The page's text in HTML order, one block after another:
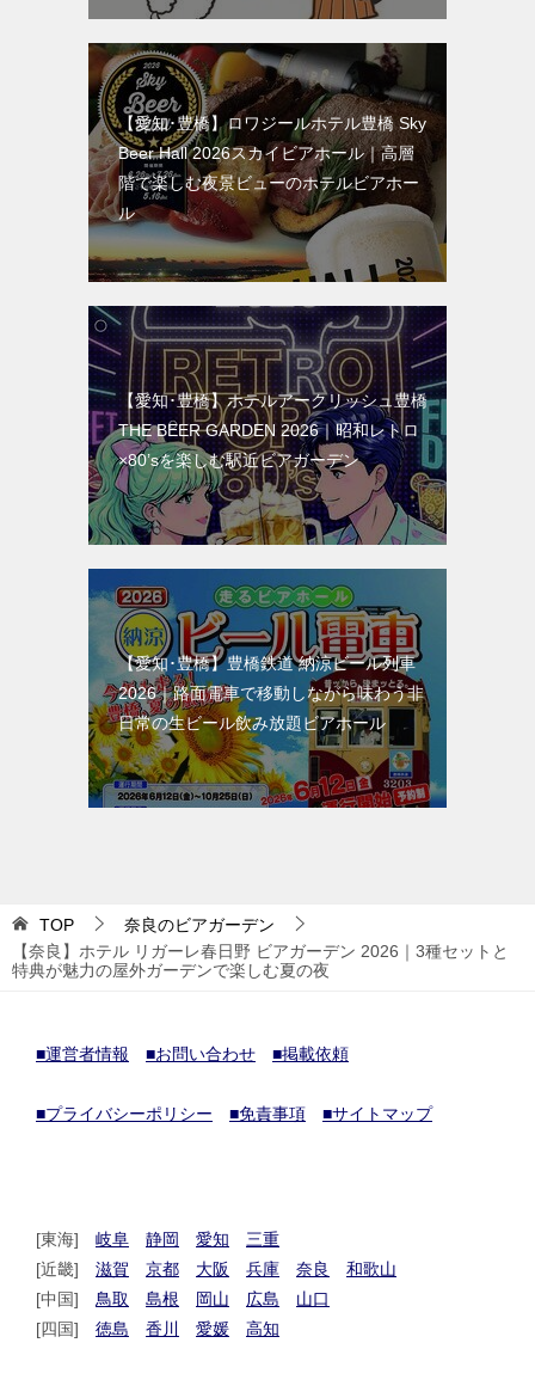
【愛知･豊橋】ロワジールホテル豊橋 Sky
Beer Hall 2026スカイビアホール｜高層
階で楽しむ夜景ビューのホテルビアホー
ル
【愛知･豊橋】ホテルアークリッシュ豊橋
THE BEER GARDEN 2026｜昭和レトロ
×80’sを楽しむ駅近ビアガーデン
【愛知･豊橋】豊橋鉄道 納涼ビール列車
2026｜路面電車で移動しながら味わう非
日常の生ビール飲み放題ビアホール
TOP
奈良のビアガーデン
【奈良】ホテル リガーレ春日野 ビアガーデン 2026｜3種セットと
特典が魅力の屋外ガーデンで楽しむ夏の夜
■運営者情報 ■お問い合わせ ■掲載依頼
■プライバシーポリシー ■免責事項 ■サイトマップ
[東海] 岐阜 静岡 愛知
三重
[近畿] 滋賀 京都 大阪 兵庫 奈良
和歌山
[中国] 鳥取 島根 岡山 広島
山口
[四国] 徳島 香川 愛媛 高知